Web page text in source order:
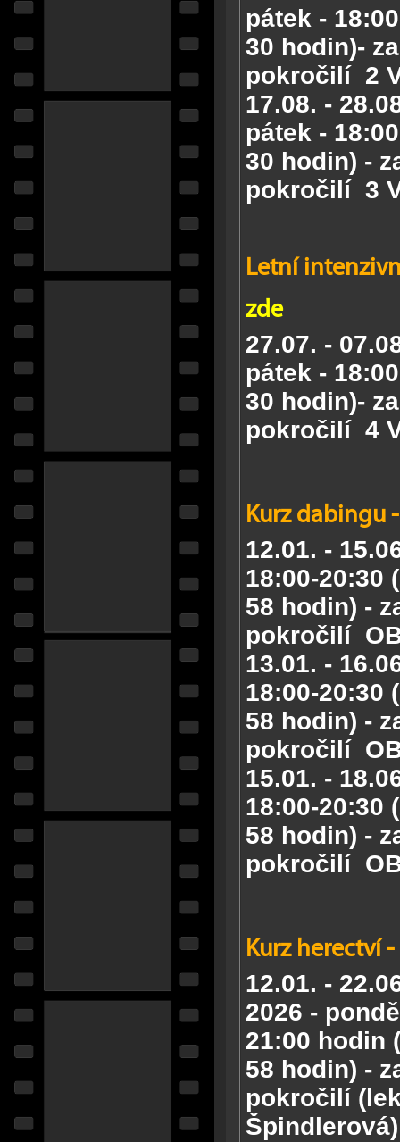
pátek -
30 hodin)-
pokročilí 2
17.08. -
pátek -
30 hodin) -
pokročilí 3
Letní
zde
27.07. -
pátek -
30 hodin)-
pokročilí 4
Kurz dabingu -
12.01. -
18:00-20:30
58 hodin) -
pokročilí
13.01. -
18:00-20:30
58 hodin) -
pokročilí
15.01. -
18:00-20:30
58 hodin) -
pokročilí
Kurz herectví -
12.01. -
2026 -
21:00 hodin
58 hodin) -
pokročilí